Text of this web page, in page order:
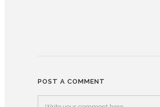
POST A COMMENT